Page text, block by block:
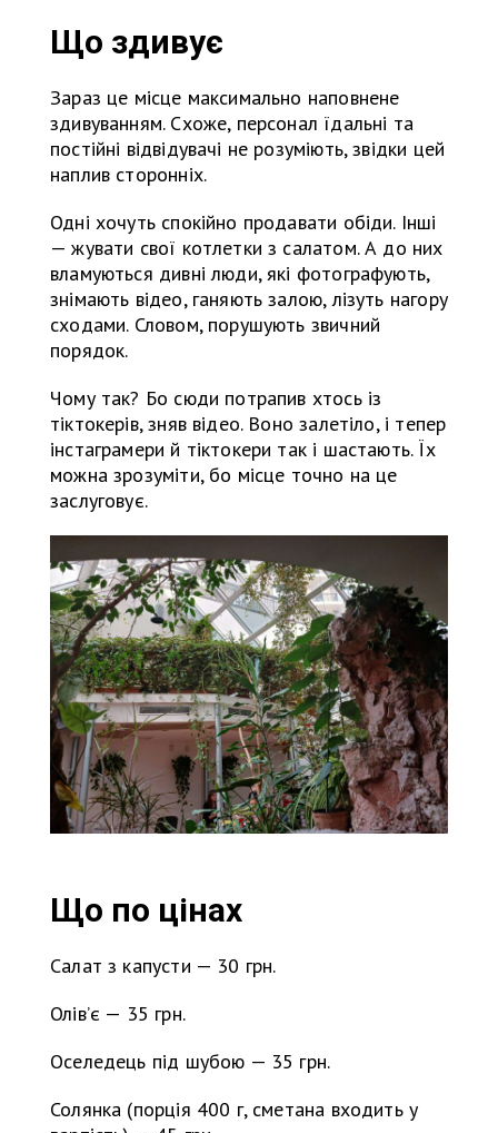
Що здивує
Зараз це місце максимально наповнене
здивуванням. Схоже, персонал їдальні та
постійні відвідувачі не розуміють, звідки цей
наплив сторонніх.
Одні хочуть спокійно продавати обіди. Інші
— жувати свої котлетки з салатом. А до них
вламуються дивні люди, які фотографують,
знімають відео, ганяють залою, лізуть нагору
сходами. Словом, порушують звичний
порядок.
Чому так? Бо сюди потрапив хтось із
тіктокерів, зняв відео. Воно залетіло, і тепер
інстаграмери й тіктокери так і шастають. Їх
можна зрозуміти, бо місце точно на це
заслуговує.
Що по цінах
Салат з капусти — 30 грн.
Олів’є — 35 грн.
Оселедець під шубою — 35 грн.
Солянка (порція 400 г, сметана входить у